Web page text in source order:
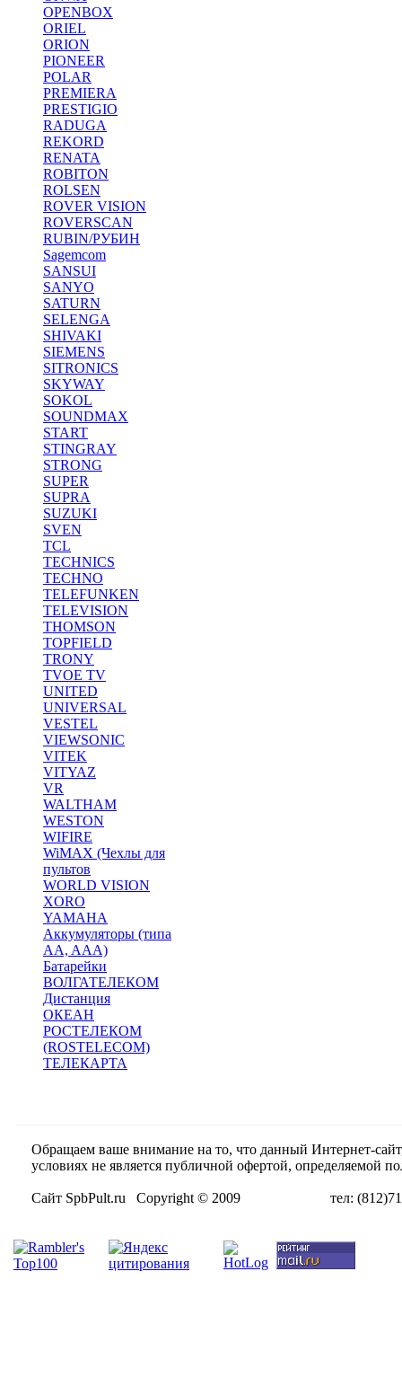
OPENBOX
ORIEL
ORION
PIONEER
POLAR
PREMIERA
PRESTIGIO
RADUGA
REKORD
RENATA
ROBITON
ROLSEN
ROVER VISION
ROVERSCAN
RUBIN/РУБИН
Sagemcom
SANSUI
SANYO
SATURN
SELENGA
SHIVAKI
SIEMENS
SITRONICS
SKYWAY
SOKOL
SOUNDMAX
START
STINGRAY
STRONG
SUPER
SUPRA
SUZUKI
SVEN
TCL
TECHNICS
TECHNO
TELEFUNKEN
TELEVISION
THOMSON
TOPFIELD
TRONY
TVOE TV
UNITED
UNIVERSAL
VESTEL
VIEWSONIC
VITEK
VITYAZ
VR
WALTHAM
WESTON
WIFIRE
WiMAX (Чехлы для
пультов
WORLD VISION
XORO
YAMAHA
Аккумуляторы (типа
AA, AAA)
Батарейки
ВОЛГАТЕЛЕКОМ
Дистанция
ОКЕАН
РОСТЕЛЕКОМ
(ROSTELECOM)
ТЕЛЕКАРТА
Обращаем ваше внимание на то, что данный Интернет-
условиях не является публичной офертой, определяемой
Сайт SpbPult.ru Copyright © 2009 тел: (812)716-